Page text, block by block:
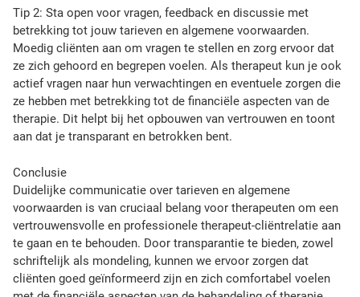
a
n
h
o
o
g
w
a
r
d
i
g
e
z
o
r
Tip 2: Sta open voor vragen, feedback en discussie met
betrekking tot jouw tarieven en algemene voorwaarden.
Moedig cliënten aan om vragen te stellen en zorg ervoor dat
ze zich gehoord en begrepen voelen. Als therapeut kun je ook
actief vragen naar hun verwachtingen en eventuele zorgen die
ze hebben met betrekking tot de financiële aspecten van de
therapie. Dit helpt bij het opbouwen van vertrouwen en toont
aan dat je transparant en betrokken bent.
Conclusie
Duidelijke communicatie over tarieven en algemene
voorwaarden is van cruciaal belang voor therapeuten om een
vertrouwensvolle en professionele therapeut-cliëntrelatie aan
te gaan en te behouden. Door transparantie te bieden, zowel
schriftelijk als mondeling, kunnen we ervoor zorgen dat
cliënten goed geïnformeerd zijn en zich comfortabel voelen